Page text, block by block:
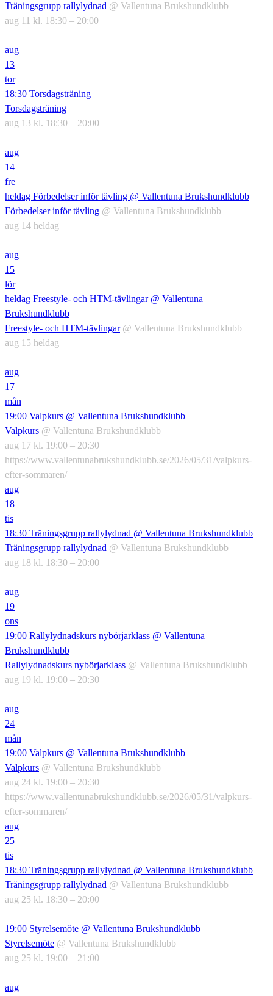
Träningsgrupp rallylydnad @ Vallentuna Brukshundklubb
aug 11 kl. 18:30 – 20:00
aug
13
tor
18:30 Torsdagsträning
Torsdagsträning
aug 13 kl. 18:30 – 20:00
aug
14
fre
heldag Förbedelser inför tävling @ Vallentuna Brukshundklubb
Förbedelser inför tävling @ Vallentuna Brukshundklubb
aug 14 heldag
aug
15
lör
heldag Freestyle- och HTM-tävlingar @ Vallentuna
Brukshundklubb
Freestyle- och HTM-tävlingar @ Vallentuna Brukshundklubb
aug 15 heldag
aug
17
mån
19:00 Valpkurs @ Vallentuna Brukshundklubb
Valpkurs @ Vallentuna Brukshundklubb
aug 17 kl. 19:00 – 20:30
https://www.vallentunabrukshundklubb.se/2026/05/31/valpkurs-
efter-sommaren/
aug
18
tis
18:30 Träningsgrupp rallylydnad @ Vallentuna Brukshundklubb
Träningsgrupp rallylydnad @ Vallentuna Brukshundklubb
aug 18 kl. 18:30 – 20:00
aug
19
ons
19:00 Rallylydnadskurs nybörjarklass @ Vallentuna
Brukshundklubb
Rallylydnadskurs nybörjarklass @ Vallentuna Brukshundklubb
aug 19 kl. 19:00 – 20:30
aug
24
mån
19:00 Valpkurs @ Vallentuna Brukshundklubb
Valpkurs @ Vallentuna Brukshundklubb
aug 24 kl. 19:00 – 20:30
https://www.vallentunabrukshundklubb.se/2026/05/31/valpkurs-
efter-sommaren/
aug
25
tis
18:30 Träningsgrupp rallylydnad @ Vallentuna Brukshundklubb
Träningsgrupp rallylydnad @ Vallentuna Brukshundklubb
aug 25 kl. 18:30 – 20:00
19:00 Styrelsemöte @ Vallentuna Brukshundklubb
Styrelsemöte @ Vallentuna Brukshundklubb
aug 25 kl. 19:00 – 21:00
aug